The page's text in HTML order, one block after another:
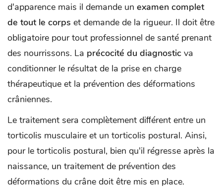
d'apparence mais il demande un examen complet
de tout le corps et demande de la rigueur. Il doit être
obligatoire pour tout professionnel de santé prenant
des nourrissons. La précocité du diagnostic va
conditionner le résultat de la prise en charge
thérapeutique et la prévention des déformations
crâniennes.
Le traitement sera complètement diﬀérent entre un
torticolis musculaire et un torticolis postural. Ainsi,
pour le torticolis postural, bien qu'il régresse après la
naissance, un traitement de prévention des
déformations du crâne doit être mis en place.